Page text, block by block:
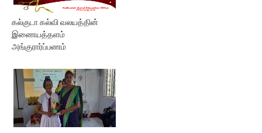
கல்குடா கல்வி வலயத்தின்
இணையத்தளம்
அங்குரார்ப்பணம்